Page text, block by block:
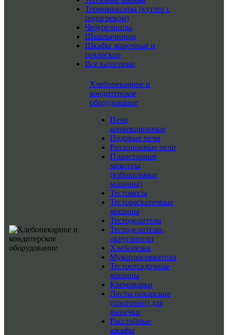
Термомиксеры (куттер с
подогревом)
Чебуречницы
Шашлычницы
Шкафы жарочные и
пекарские
Все категории
Хлебопекарное и
кондитерское
оборудование
Печи
конвекционные
Подовые печи
Ротационные печи
Планетарные
миксеры
(взбивальные
машины)
Тестомесы
Тестораскаточные
машины
Тестоделители
Тестоделители-
округлители
Хлеборезки
Мукопросеиватели
Тестоотсадочные
машины
Кремоварки
Листы пекарские
(противни) для
выпечки
Расстойные
шкафы